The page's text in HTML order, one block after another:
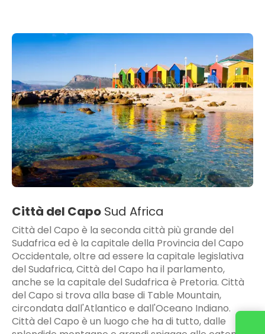
Città del Capo Sud Africa
Città del Capo è la seconda città più grande del
Sudafrica ed è la capitale della Provincia del Capo
Occidentale, oltre ad essere la capitale legislativa
del Sudafrica, Città del Capo ha il parlamento,
anche se la capitale del Sudafrica è Pretoria. Città
del Capo si trova alla base di Table Mountain,
circondata dall'Atlantico e dall'Oceano Indiano.
Città del Capo è un luogo che ha di tutto, dalle